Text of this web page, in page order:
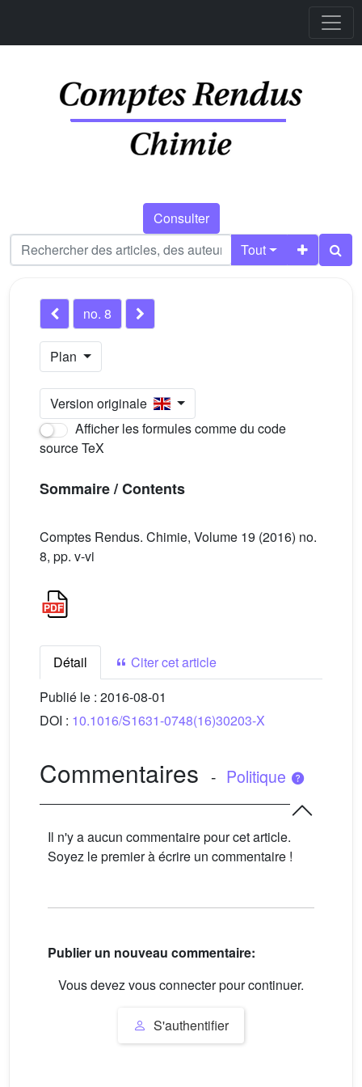
Consulter
Tout
no. 8
Plan
Version originale
Afficher les formules comme du code
source TeX
Sommaire / Contents
Comptes Rendus. Chimie, Volume 19 (2016) no.
8, pp. v-vi
Détail
Citer cet article
Publié le : 2016-08-01
DOI : 10.1016/S1631-0748(16)30203-X
Commentaires - Politique
Il n'y a aucun commentaire pour cet article.
Soyez le premier à écrire un commentaire !
Publier un nouveau commentaire:
Vous devez vous connecter pour continuer.
S'authentifier